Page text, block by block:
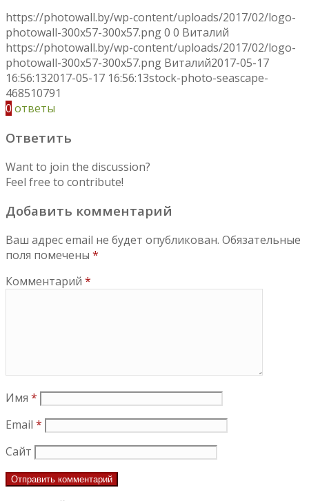
https://photowall.by/wp-content/uploads/2017/02/logo-
photowall-300x57-300x57.png0 0 Виталий
https://photowall.by/wp-content/uploads/2017/02/logo-
photowall-300x57-300x57.png Виталий2017-05-17
16:56:132017-05-17 16:56:13stock-photo-seascape-
468510791
0 ответы
Ответить
Want to join the discussion?
Feel free to contribute!
Добавить комментарий
Ваш адрес email не будет опубликован. Обязательные
поля помечены *
Комментарий *
Имя *
Email *
Сайт